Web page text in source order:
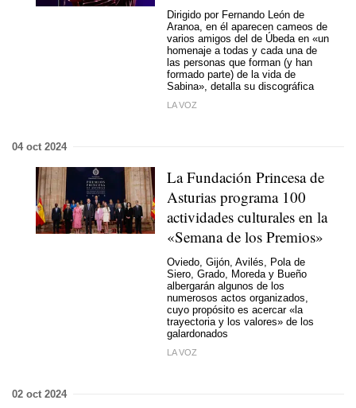
Dirigido por Fernando León de
Aranoa, en él aparecen cameos de
varios amigos del de Úbeda en «un
homenaje a todas y cada una de
las personas que forman (y han
formado parte) de la vida de
Sabina», detalla su discográfica
LA VOZ
04 oct 2024
La Fundación Princesa de
Asturias programa 100
actividades culturales en la
«Semana de los Premios»
Oviedo, Gijón, Avilés, Pola de
Siero, Grado, Moreda y Bueño
albergarán algunos de los
numerosos actos organizados,
cuyo propósito es acercar «la
trayectoria y los valores» de los
galardonados
LA VOZ
02 oct 2024